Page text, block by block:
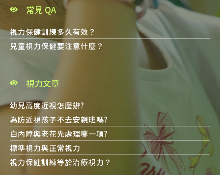
常見 QA
視力保健訓練多久有效？
兒童視力保健要注意什麼？
視力文章
幼兒高度近視怎麼辦?
為防近視孩子不去安親班嗎?
白內障與老花先處理哪一項?
標準視力與正常視力
視力保健訓練等於治療視力？